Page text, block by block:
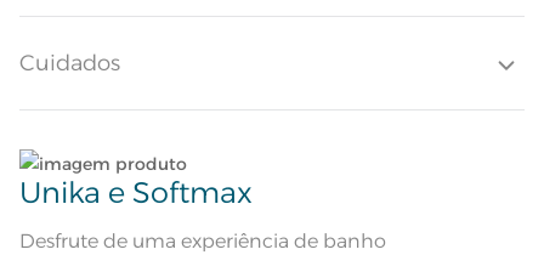
decorativa tom sobre tom;
Composição
Cuidados
Lave tipos de tecidos distintos separadamente;
ciclo;
Unika e Softmax
Desfrute de uma experiência de banho